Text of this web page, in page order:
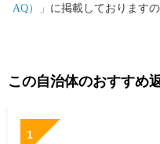
AQ）」 に掲載しております
この自治体のおすすめ
1